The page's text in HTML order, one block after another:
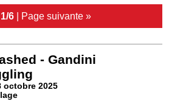
6| Page suivante »
- Gandini
octobre 2025